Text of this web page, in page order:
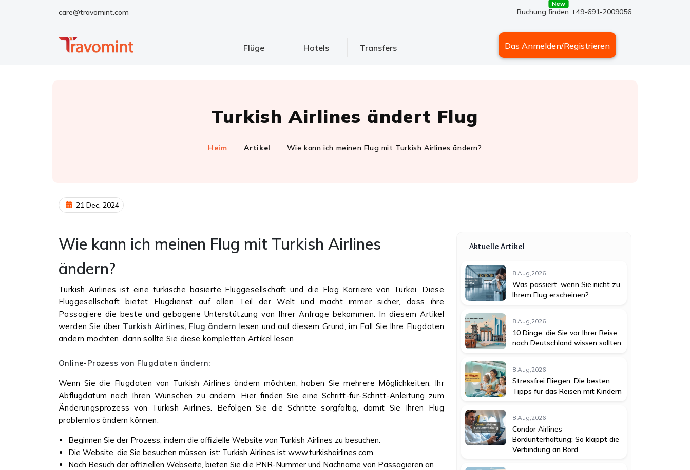
care@travomint.com Buchung finden +49-691-2009056
Flüge Hotels Transfers Das Anmelden/Registrieren
Turkish Airlines ändert Flug
Heim Artikel Wie kann ich meinen Flug mit Turkish Airlines ändern?
21 Dec, 2024
Wie kann ich meinen Flug mit Turkish Airlines
ändern?
Turkish Airlines ist eine türkische basierte Fluggesellschaft und die Flag Karriere von Türkei. Diese
Fluggesellschaft bietet Flugdienst auf allen Teil der Welt und macht immer sicher, dass ihre
Passagiere die beste und gebogene Unterstützung von Ihrer Anfrage bekommen. In diesem Artikel
werden Sie über Turkish Airlines, Flug ändern lesen und auf diesem Grund, im Fall Sie Ihre Flugdaten
andern mochten, dann sollte Sie diese kompletten Artikel lesen.
Online-Prozess von Flugdaten ändern:
Wenn Sie die Flugdaten von Turkish Airlines ändern möchten, haben Sie mehrere Möglichkeiten, Ihr
Abflugdatum nach Ihren Wünschen zu ändern. Hier finden Sie eine Schritt-für-Schritt-Anleitung zum
Änderungsprozess von Turkish Airlines. Befolgen Sie die Schritte sorgfältig, damit Sie Ihren Flug
problemlos ändern können.
Beginnen Sie der Prozess, indem die offizielle Website von Turkish Airlines zu besuchen.
Die Website, die Sie besuchen müssen, ist: Turkish Airlines ist www.turkishairlines.com
Nach Besuch der offiziellen Webseite, bieten Sie die PNR-Nummer und Nachname von Passagieren an
Aktuelle Artikel
8 Aug,2026
Was passiert, wenn Sie nicht zu
Ihrem Flug erscheinen?
8 Aug,2026
10 Dinge, die Sie vor Ihrer Reise
nach Deutschland wissen sollten
8 Aug,2026
Stressfrei Fliegen: Die besten
Tipps für das Reisen mit Kindern
8 Aug,2026
Condor Airlines
Bordunterhaltung: So klappt die
Verbindung an Bord